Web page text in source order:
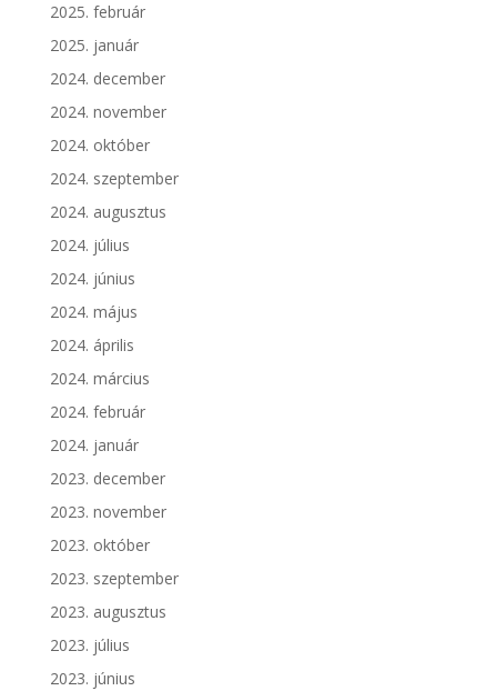
2025. február
2025. január
2024. december
2024. november
2024. október
2024. szeptember
2024. augusztus
2024. július
2024. június
2024. május
2024. április
2024. március
2024. február
2024. január
2023. december
2023. november
2023. október
2023. szeptember
2023. augusztus
2023. július
2023. június